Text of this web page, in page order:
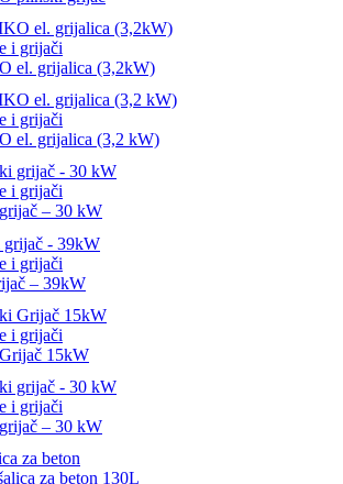
i grijači
el. grijalica (3,2kW)
i grijači
el. grijalica (3,2 kW)
i grijači
– 30 kW
i grijači
– 39kW
i grijači
15kW
i grijači
– 30 kW
za beton